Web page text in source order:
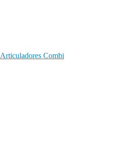
Articuladores Combi